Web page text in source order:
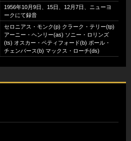
1956年10月9日、15日、12月7日、ニューヨ
ークにて録音
セロニアス・モンク(p) クラーク・テリー(tp)
アーニー・ヘンリー(as) ソニー・ロリンズ
(ts) オスカー・ペティフォード(b) ポール・
チェンバース(b) マックス・ローチ(ds)